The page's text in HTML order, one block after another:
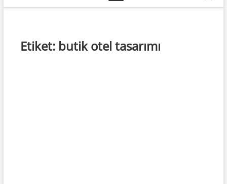
e
Etiket: butik otel tasarımı